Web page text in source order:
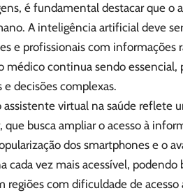
é fundamental destacar que
A inteligência artificial deve
e profissionais com informações
médico continua sendo
e decisões complexas.
virtual na saúde reflete
que busca ampliar o acesso à
dos smartphones e o
cada vez mais acessível,
regiões com dificuldade de acesso